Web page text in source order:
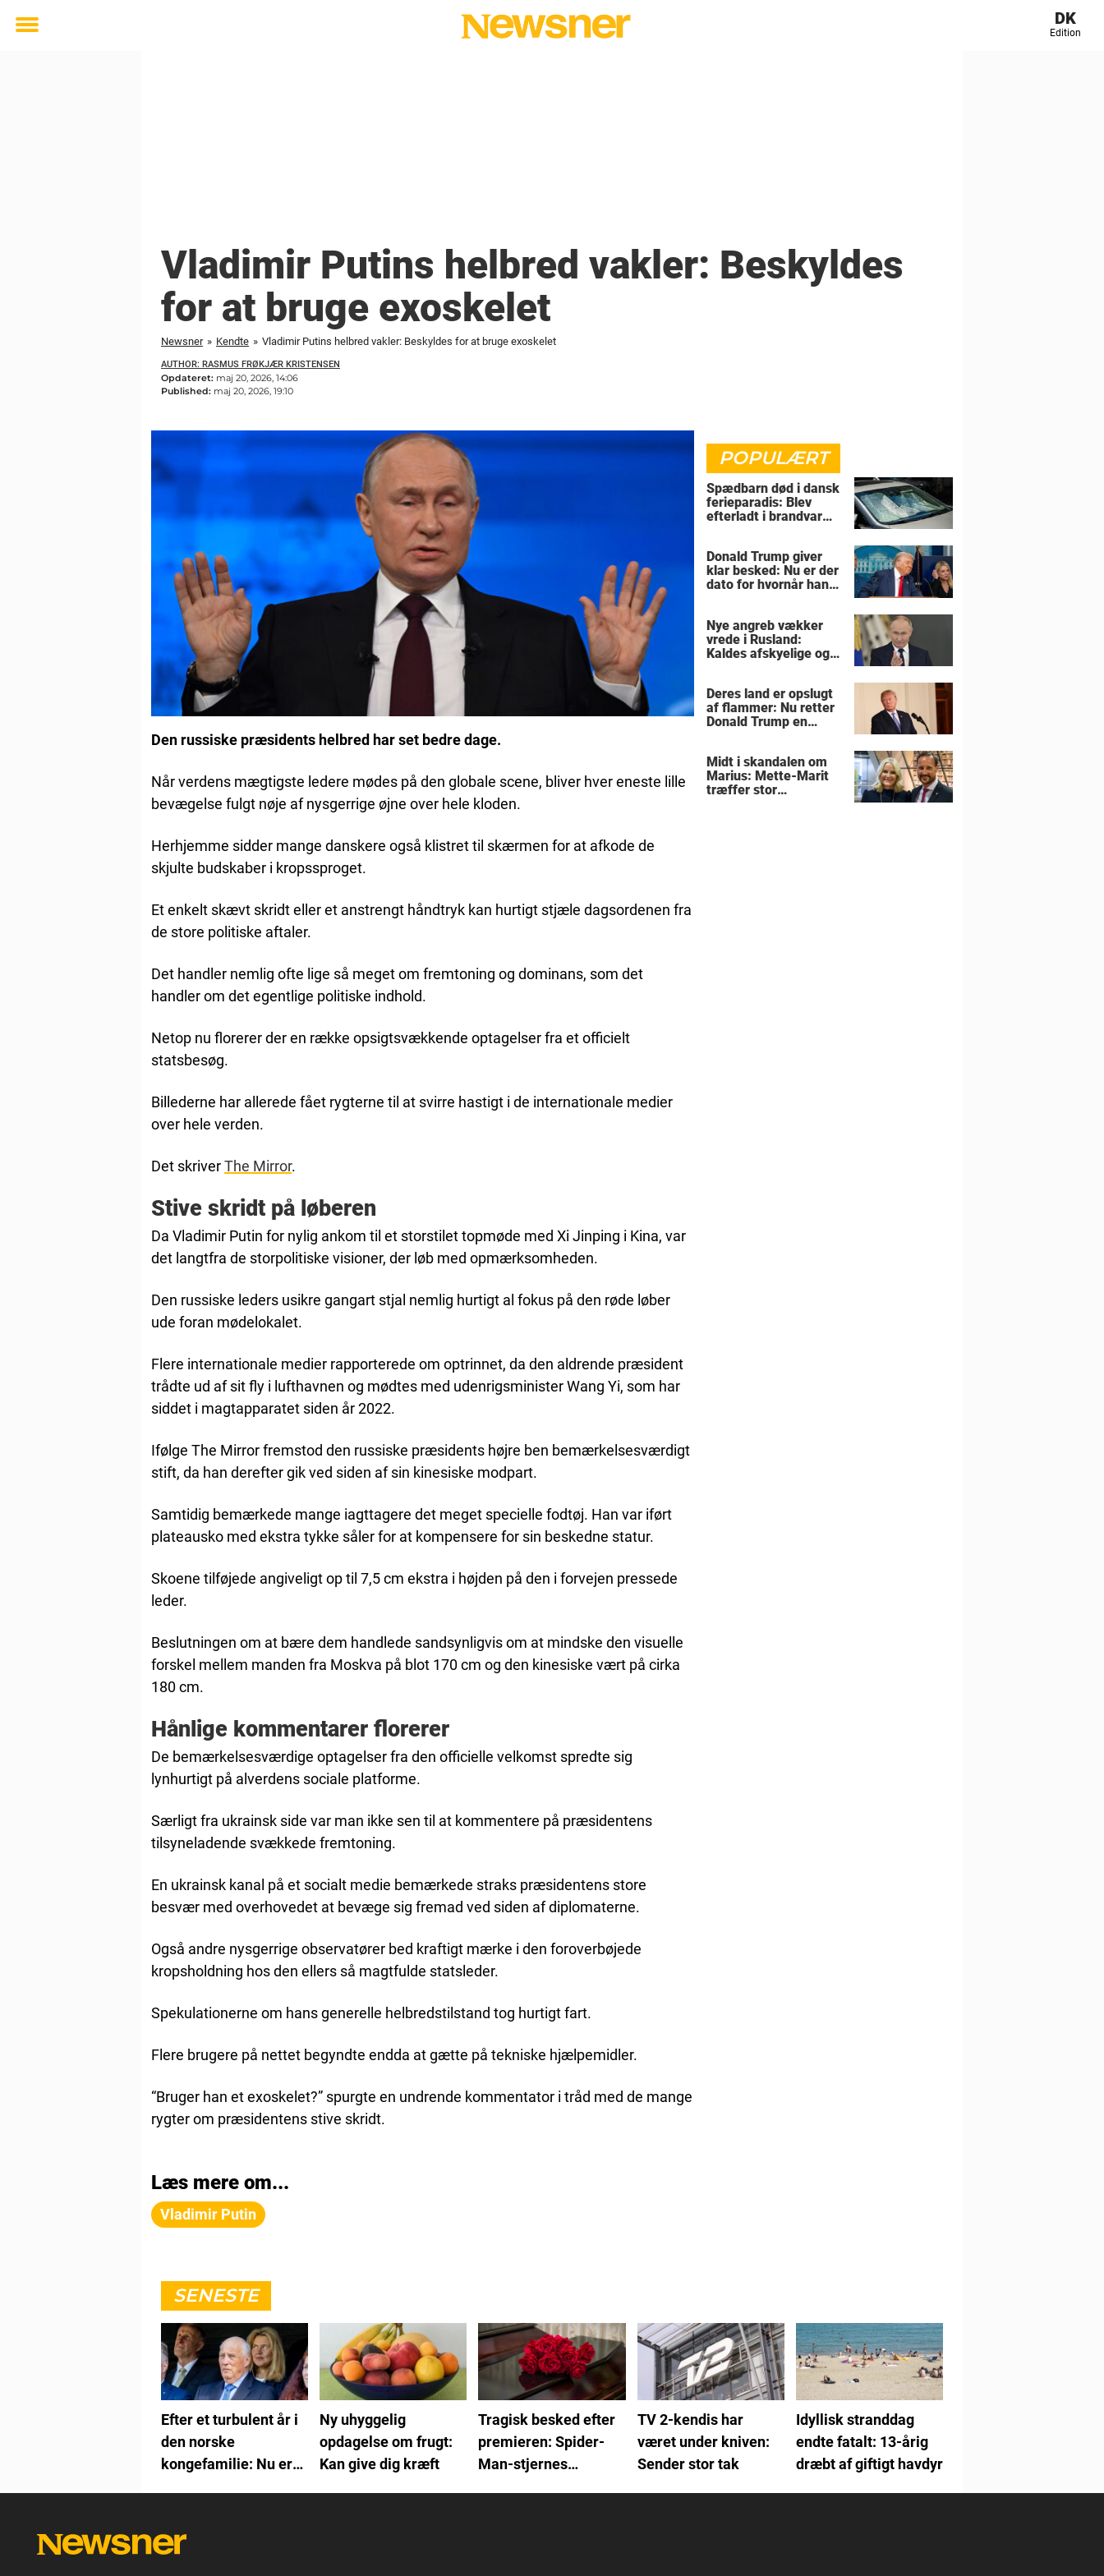
Toggle
DK
Edition
Vladimir Putins helbred vakler: Beskyldes
for at bruge exoskelet
Newsner » Kendte » Vladimir Putins helbred vakler: Beskyldes for at bruge exoskelet
AUTHOR: RASMUS FRØKJÆR KRISTENSEN
Opdateret: maj 20, 2026, 14:06
Published: maj 20, 2026, 19:10
Den russiske præsidents helbred har set bedre dage.
Når verdens mægtigste ledere mødes på den globale scene, bliver hver eneste lille
bevægelse fulgt nøje af nysgerrige øjne over hele kloden.
Herhjemme sidder mange danskere også klistret til skærmen for at afkode de
skjulte budskaber i kropssproget.
Et enkelt skævt skridt eller et anstrengt håndtryk kan hurtigt stjæle dagsordenen fra
de store politiske aftaler.
Det handler nemlig ofte lige så meget om fremtoning og dominans, som det
handler om det egentlige politiske indhold.
Netop nu florerer der en række opsigtsvækkende optagelser fra et officielt
statsbesøg.
Billederne har allerede fået rygterne til at svirre hastigt i de internationale medier
over hele verden.
Det skriverThe Mirror.
Stive skridt på løberen
Da Vladimir Putin for nylig ankom til et storstilet topmøde med Xi Jinping i Kina, var
det langtfra de storpolitiske visioner, der løb med opmærksomheden.
Den russiske leders usikre gangart stjal nemlig hurtigt al fokus på den røde løber
ude foran mødelokalet.
Flere internationale medier rapporterede om optrinnet, da den aldrende præsident
trådte ud af sit fly i lufthavnen og mødtes med udenrigsminister Wang Yi, som har
siddet i magtapparatet siden år 2022.
Ifølge The Mirror fremstod den russiske præsidents højre ben bemærkelsesværdigt
stift, da han derefter gik ved siden af sin kinesiske modpart.
Samtidig bemærkede mange iagttagere det meget specielle fodtøj. Han var iført
plateausko med ekstra tykke såler for at kompensere for sin beskedne statur.
Skoene tilføjede angiveligt op til 7,5 cm ekstra i højden på den i forvejen pressede
leder.
Beslutningen om at bære dem handlede sandsynligvis om at mindske den visuelle
forskel mellem manden fra Moskva på blot 170 cm og den kinesiske vært på cirka
180 cm.
Hånlige kommentarer florerer
De bemærkelsesværdige optagelser fra den officielle velkomst spredte sig
lynhurtigt på alverdens sociale platforme.
Særligt fra ukrainsk side var man ikke sen til at kommentere på præsidentens
tilsyneladende svækkede fremtoning.
En ukrainsk kanal på et socialt medie bemærkede straks præsidentens store
besvær med overhovedet at bevæge sig fremad ved siden af diplomaterne.
Også andre nysgerrige observatører bed kraftigt mærke i den foroverbøjede
kropsholdning hos den ellers så magtfulde statsleder.
Spekulationerne om hans generelle helbredstilstand tog hurtigt fart.
Flere brugere på nettet begyndte endda at gætte på tekniske hjælpemidler.
“Bruger han et exoskelet?” spurgte en undrende kommentator i tråd med de mange
rygter om præsidentens stive skridt.
POPULÆRT
Spædbarn død i dansk
ferieparadis: Blev
efterladt i brandvarm
Donald Trump giver
klar besked: Nu er der
dato for hvornår han
Nye angreb vækker
vrede i Rusland:
Kaldes afskyelige og
Deres land er opslugt
af flammer: Nu retter
Donald Trump en
Midt i skandalen om
Marius: Mette-Marit
træffer stor
Læs mere om...
Vladimir Putin
SENESTE
Efter et turbulent år i
den norske
kongefamilie: Nu er
Ny uhyggelig
opdagelse om frugt:
Kan give dig kræft
Tragisk besked efter
premieren: Spider-
Man-stjernes
TV 2-kendis har
været under kniven:
Sender stor tak
Idyllisk stranddag
endte fatalt: 13-årig
dræbt af giftigt havdyr